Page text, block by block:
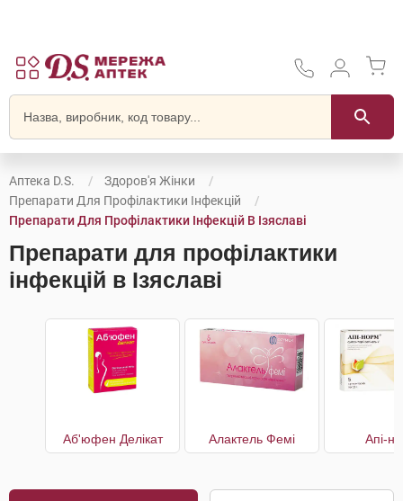
Аптека D.S.
Здоров'я Жінки
Препарати Для Профілактики Інфекцій
Препарати Для Профілактики Інфекцій В Ізяславі
Препарати для профілактики
інфекцій в Ізяславі
Аб'юфен Делікат Алактель Фемі Апі-